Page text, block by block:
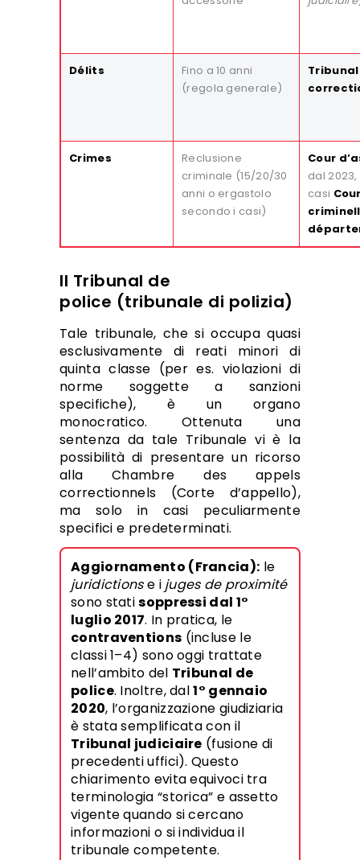
Délits
Fino a 10 anni
(regola generale)
Tribunal
Crimes
Reclusione
criminale (15/20/30
anni o ergastolo
secondo i casi)
Cour
dal
casi
Il Tribunal de
police (tribunale di polizia)
Tale tribunale, che si occupa quasi
esclusivamente di reati minori di
quinta classe (per es. violazioni di
norme soggette a sanzioni
specifiche), è un organo
monocratico. Ottenuta una
sentenza da tale Tribunale vi è la
possibilità di presentare un ricorso
alla Chambre des appels
correctionnels (Corte d’appello),
ma solo in casi peculiarmente
specifici e predeterminati.
Aggiornamento (Francia): le
juridictionse i juges de proximité
sono statisoppressi dal 1°
luglio 2017. In pratica, le
contraventions (incluse le
classi 1–4) sono oggi trattate
nell’ambito del Tribunal de
police. Inoltre, dal1° gennaio
2020, l’organizzazione giudiziaria
è stata semplificata con il
Tribunal judiciaire (fusione di
precedenti uffici). Questo
chiarimento evita equivoci tra
terminologia “storica” e assetto
vigente quando si cercano
informazioni o si individua il
tribunale competente.